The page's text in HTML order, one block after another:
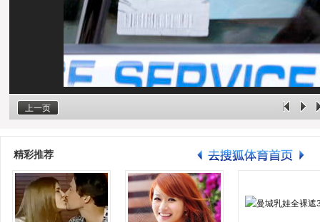
上一页
精彩推荐